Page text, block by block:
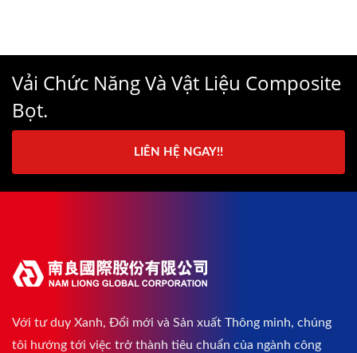
Vải Chức Năng Và Vật Liệu Composite
Bọt.
LIÊN HỆ NGAY!!
Với tư duy Xanh, Đổi mới và Sản xuất Thông minh, chúng
tôi hướng tới việc trở thành tiêu chuẩn của ngành công